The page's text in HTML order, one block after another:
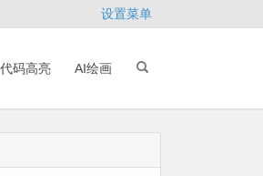
设置菜单
代码高亮 AI绘画